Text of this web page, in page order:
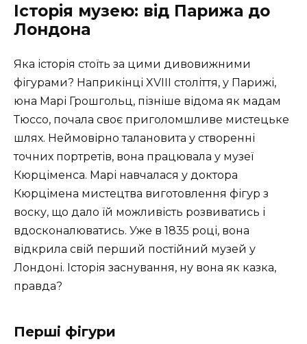
Історія музею: від Парижа до
Лондона
Яка історія стоїть за цими дивовижними
фігурами? Наприкінці XVIII століття, у Парижі,
юна Марі Грошгольц, пізніше відома як мадам
Тюссо, почала своє приголомшливе мистецьке
шлях. Неймовірно талановита у створенні
точних портретів, вона працювала у музеї
Кюрціменса. Марі навчалася у доктора
Кюрцімена мистецтва виготовлення фігур з
воску, що дало їй можливість розвиватись і
вдосконалюватись. Уже в 1835 році, вона
відкрила свій перший постійний музей у
Лондоні. Історія заснування, ну вона як казка,
правда?
Перші фігури